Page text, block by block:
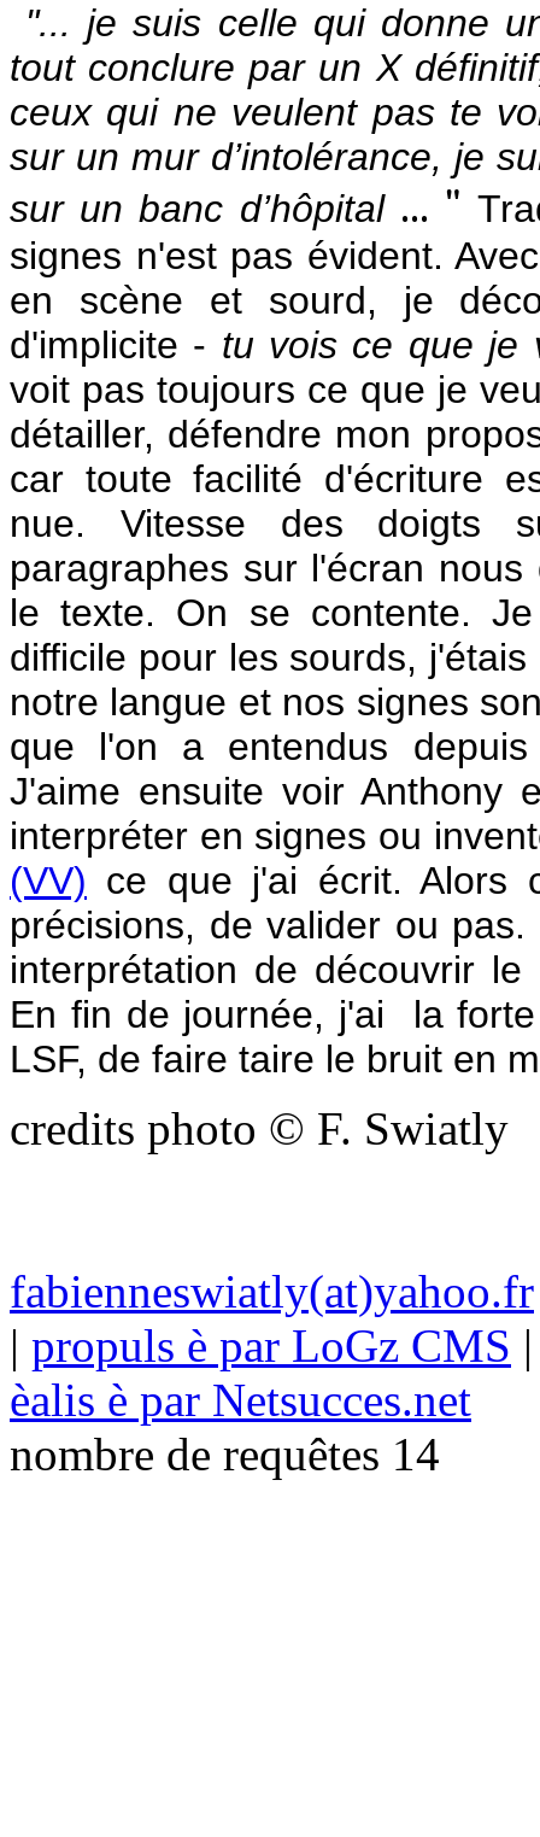
"... je suis celle qui donne
tout conclure par un X
ceux qui ne veulent pas te
sur un mur d’intolérance, je
sur un banc d’hôpital... "
signes n'est pas évident.
en scène et sourd, je
d'implicite - tu vois ce que je
voit pas toujours ce que je
détailler, défendre mon
car toute facilité d'écriture
nue. Vitesse des doigts
paragraphes sur l'écran
le texte. On se contente.
difficile pour les sourds,
notre langue et nos signes
que l'on a entendus
J'aime ensuite voir Anthony
interpréter en signes ou
(VV) ce que j'ai écrit. Alors
précisions, de valider ou
interprétation de découvrir
En fin de journée, j'ai la
LSF, de faire taire le bruit en
credits photo © F. Swiatly
fabienneswiatly(at)yahoo.fr
| propuls è par LoGz CMS
èalis è par Netsucces.net
nombre de requêtes 14